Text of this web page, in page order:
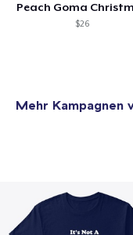
Peach Goma
$26
Mehr Kampagnen